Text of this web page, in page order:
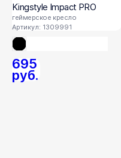
Kingstyle Impact PRO
геймерское кресло
Артикул: 1309991
695
руб.